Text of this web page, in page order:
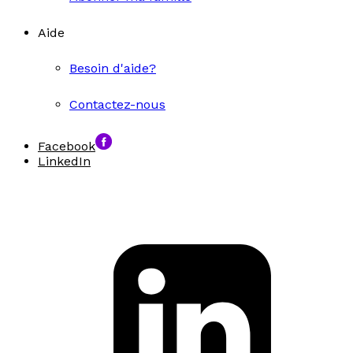
Aide
Besoin d'aide?
Contactez-nous
Facebook
LinkedIn